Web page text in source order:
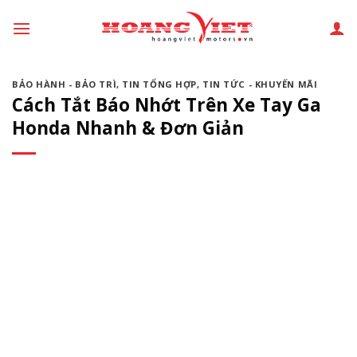
đến
dung
BẢO HÀNH - BẢO TRÌ, TIN TỔNG HỢP, TIN TỨC - KHUYẾN MÃI
Cách Tắt Báo Nhớt Trên Xe Tay Ga
Honda Nhanh & Đơn Giản